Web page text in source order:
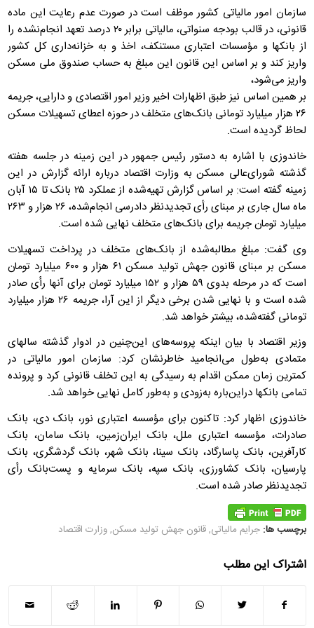
سازمان امور مالیاتی کشور موظف است در صورت عدم رعایت این ماده
قانونی، در قالب بودجه سنواتی، مالیاتی برابر ۲۰ درصد تعهد انجام‌نشده را
از بانکها و مؤسسات اعتباری مستنکف، اخذ و به خزانه‌داری کل کشور
واریز کند و بر اساس این قانون این مبلغ به حساب صندوق ملی مسکن
واریز می‌شود،
بر همین اساس نیز طبق اظهارات اخیر وزیر امور اقتصادی و دارایی، جریمه
۲۶ هزار میلیارد تومانی بانک‌های متخلف در حوزه اعطای تسهیلات مسکن
لحاظ گردیده است.
خاندوزی با اشاره به دستور رئیس جمهور در این زمینه در جلسه هفته
گذشته شورای‌عالی مسکن به وزارت اقتصاد درباره ارائه گزارش در این
زمینه گفته است: بر اساس گزارش تهیه‌شده از عملکرد ۲۵ بانک تا ۱۵ آبان
ماه سال جاری بر مبنای رأی تجدیدنظر دادرسی انجام‌شده، ۲۶ هزار و ۲۶۳
میلیارد تومان جریمه برای بانک‌های متخلف نهایی شده است.
وی گفت: مبلغ مطالبه‌شده از بانک‌های متخلف در پرداخت تسهیلات
مسکن بر مبنای قانون جهش تولید مسکن ۶۱ هزار و ۶۰۰ میلیارد تومان
است که در مرحله بدوی ۵۹ هزار و ۱۵۲ میلیارد تومان برای آنها رأی صادر
شده است و با نهایی شدن برخی دیگر از این آرا، جریمه ۲۶ هزار میلیارد
تومانی گفته‌شده، بیشتر خواهد شد.
وزیر اقتصاد با بیان اینکه پروسه‌های این‌چنین در ادوار گذشته سالهای
متمادی به‌طول می‌انجامید خاطرنشان کرد: سازمان امور مالیاتی در
کمترین زمان ممکن اقدام به رسیدگی به این تخلف قانونی کرد و پرونده
تمامی بانکها دراین‌باره به‌زودی و به‌طور کامل نهایی خواهد شد.
خاندوزی اظهار کرد: تاکنون برای مؤسسه اعتباری نور، بانک دی، بانک
صادرات، مؤسسه اعتباری ملل، بانک ایران‌زمین، بانک سامان، بانک
کارآفرین، بانک پاسارگاد، بانک سینا، بانک شهر، بانک گردشگری، بانک
پارسیان، بانک کشاورزی، بانک سپه، بانک سرمایه و پست‌بانک رأی
تجدیدنظر صادر شده است.
برچسب ها: جرایم مالیاتی,قانون جهش تولید مسکن,وزارت اقتصاد
اشتراک این مطلب